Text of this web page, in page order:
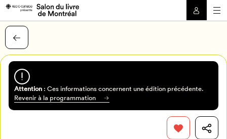
Attention: Ces informations concernent une édition précédente.
Revenir à la programmation